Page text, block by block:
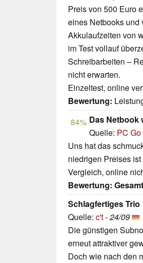
Preis von 500 Euro
eines Netbooks
Akkulaufzeiten von
im Test vollauf
Schreibarbeiten –
nicht erwarten.
Einzeltest, online
Bewertung:
84% Das Netbook
Quelle: PC Go
Uns hat das
niedrigen Preises
Vergleich, online
Bewertung: Gesamt
Schlagfertiges Trio
Quelle: c't-24/09
Die günstigen
erneut attraktiver
Doch wie nach den